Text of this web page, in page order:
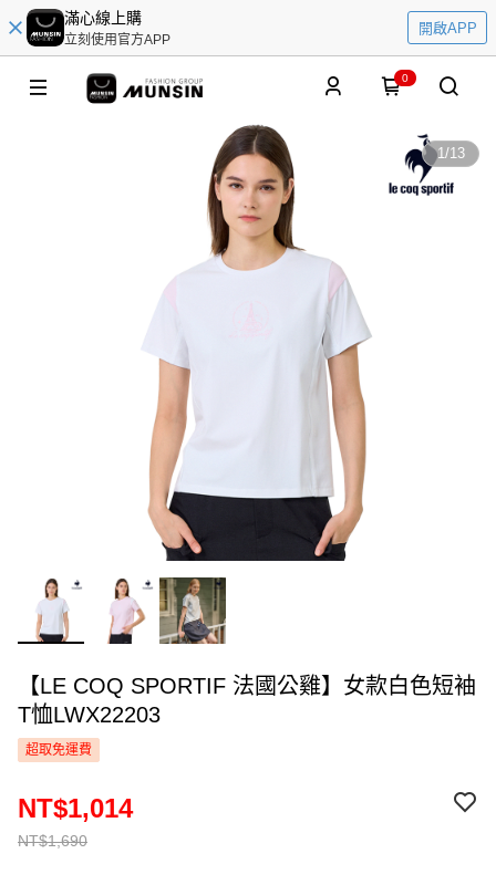
滿心線上購
立刻使用官方APP
開啟APP
0
1/13
【LE COQ SPORTIF 法國公雞】女款白色短袖
T恤LWX22203
超取免運費
NT$1,690
NT$1,014